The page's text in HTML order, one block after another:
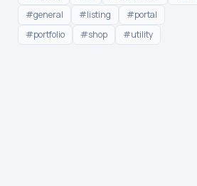
#general
#listing
#portal
#portfolio
#shop #utility